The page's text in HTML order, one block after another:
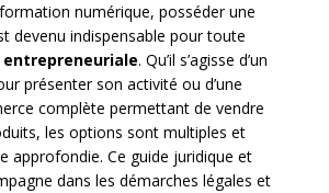
numérique, posséder une
devenu indispensable pour toute
. Qu’il s’agisse d’un
présenter son activité ou d’une
complète permettant de vendre
les options sont multiples et
approfondie. Ce guide juridique et
dans les démarches légales et